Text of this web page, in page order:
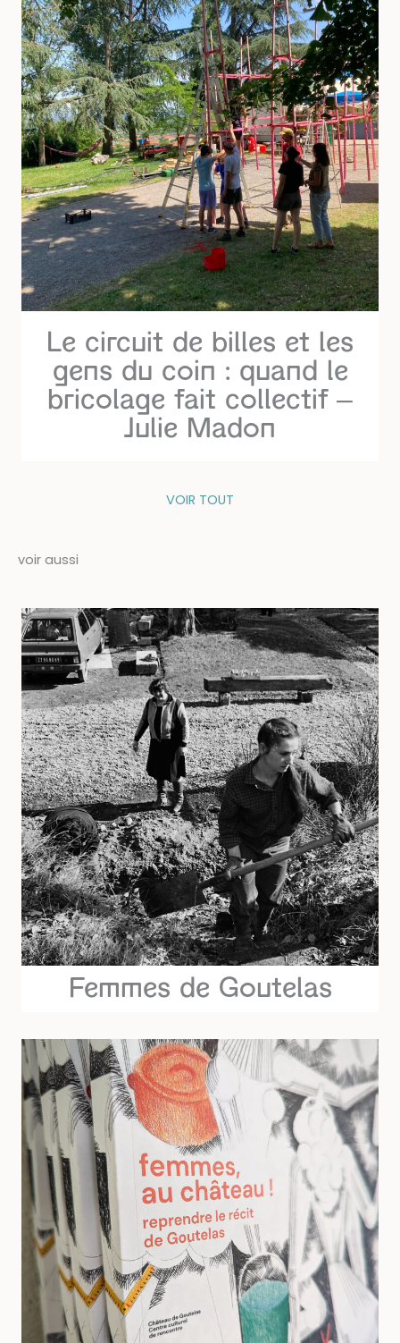
Le circuit de billes et les
gens du coin : quand le
bricolage fait collectif –
Julie Madon
VOIR TOUT
voir aussi
Femmes de Goutelas